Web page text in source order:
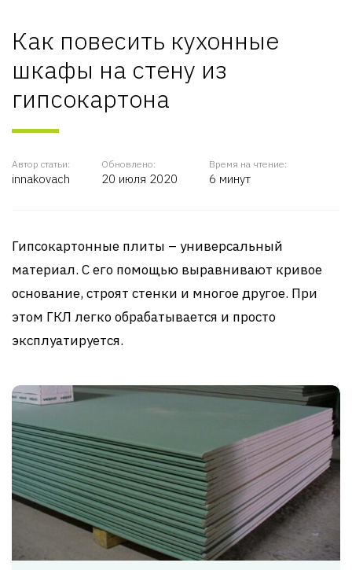
Как повесить кухонные
шкафы на стену из
гипсокартона
Автор статьи:
innakovach
Обновлено:
20 июля 2020
Время на чтение:
6 минут
Гипсокартонные плиты – универсальный
материал. С его помощью выравнивают кривое
основание, строят стенки и многое другое. При
этом ГКЛ легко обрабатывается и просто
эксплуатируется.